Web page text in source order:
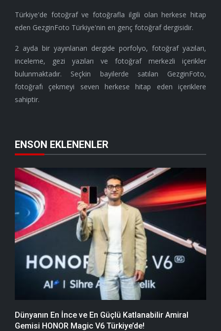
Türkiye'de fotoğraf ve fotoğrafla ilgili olan herkese hitap
eden GezginFoto Türkiye'nin en genç fotoğraf dergisidir.
2 ayda bir yayınlanan dergide porfolyo, fotoğraf yazıları,
inceleme, gezi yazıları ve fotoğraf merkezli içerikler
bulunmaktadır. Seçkin bayilerde satılan GezginFoto,
fotoğrafı çekmeyi seven herkese hitap eden içeriklere
sahiptir.
ENSON EKLENENLER
Dünyanın En İnce ve En Güçlü Katlanabilir Amiral
Gemisi HONOR Magic V6 Türkiye’de!